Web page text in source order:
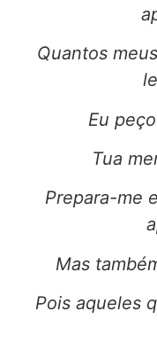
Quantos
Eu
Tua
Prepara-me
Mas
Pois aqueles